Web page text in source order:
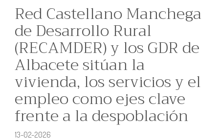
Red Castellano Manchega
de Desarrollo Rural
(RECAMDER) y los GDR de
Albacete sitúan la
vivienda, los servicios y el
empleo como ejes clave
frente a la despoblación
13-02-2026